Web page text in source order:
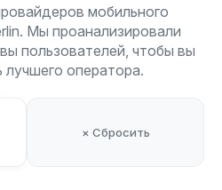
мобильного
Мы проанализировали
пользователей, чтобы вы
лучшего оператора.
× Сбросить